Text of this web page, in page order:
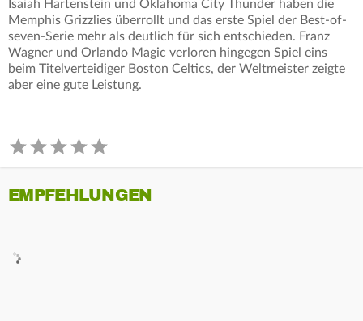
Isaiah Hartenstein und Oklahoma City Thunder haben die
Memphis Grizzlies überrollt und das erste Spiel der Best-of-
seven-Serie mehr als deutlich für sich entschieden. Franz
Wagner und Orlando Magic verloren hingegen Spiel eins
beim Titelverteidiger Boston Celtics, der Weltmeister zeigte
aber eine gute Leistung.
EMPFEHLUNGEN